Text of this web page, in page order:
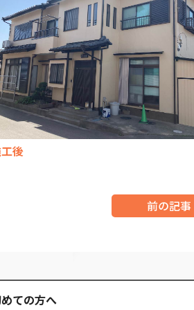
後
前の記事
ての方へ